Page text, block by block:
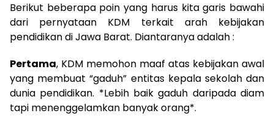
Berikut beberapa poin yang harus kita garis bawahi
dari pernyataan KDM terkait arah kebijakan
pendidikan di Jawa Barat. Diantaranya adalah :
Pertama, KDM memohon maaf atas kebijakan awal
yang membuat “gaduh” entitas kepala sekolah dan
dunia pendidikan. *Lebih baik gaduh daripada diam
tapi menenggelamkan banyak orang*.